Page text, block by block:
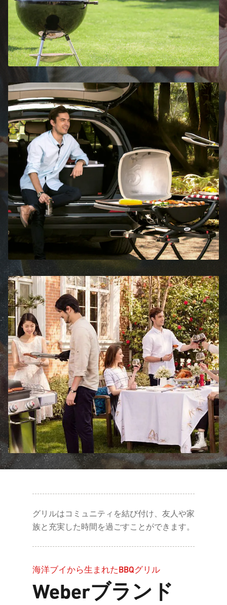
グリルはコミュニティを結び付け、友人や家
族と充実した時間を過ごすことができます。
海洋ブイから生まれたBBQグリル
Weberブランド